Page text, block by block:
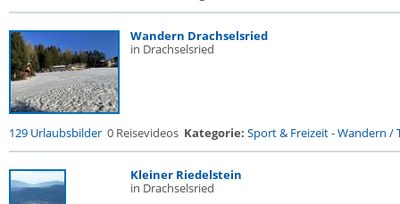
Wandern Drachselsried
in Drachselsried
129 Urlaubsbilder 0 Reisevideos Kategorie: Sport & Freizeit-Wandern /
Kleiner Riedelstein
in Drachselsried